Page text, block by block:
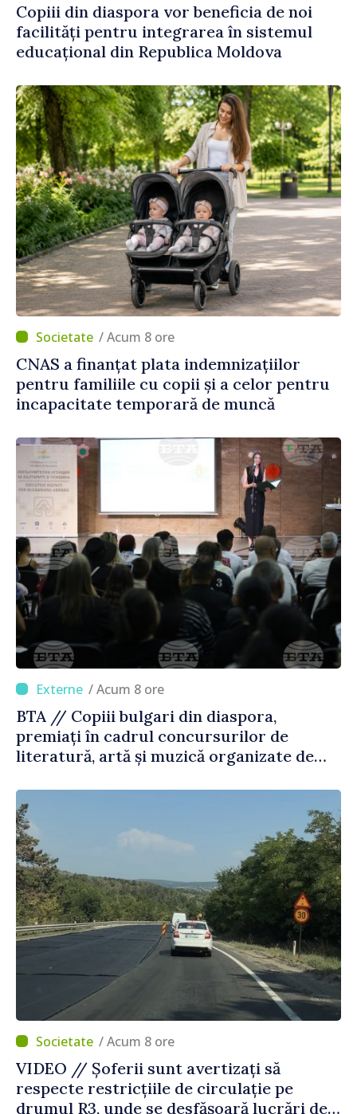
Copiii din diaspora vor beneficia de noi
facilități pentru integrarea în sistemul
educațional din Republica Moldova
/ Acum 8 ore
CNAS a finanțat plata indemnizațiilor
pentru familiile cu copii și a celor pentru
incapacitate temporară de muncă
/ Acum 8 ore
BTA // Copiii bulgari din diaspora,
premiați în cadrul concursurilor de
literatură, artă și muzică organizate de
Străinătate
/ Acum 8 ore
VIDEO // Șoferii sunt avertizați să
respecte restricțiile de circulație pe
drumul R3, unde se desfășoară lucrări de